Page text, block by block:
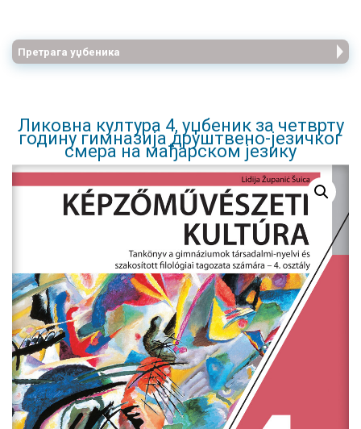
Претрага уџбеника
Ликовна култура 4, уџбеник за четврту
годину гимназија друштвено-језичког
смера на мађарском језику